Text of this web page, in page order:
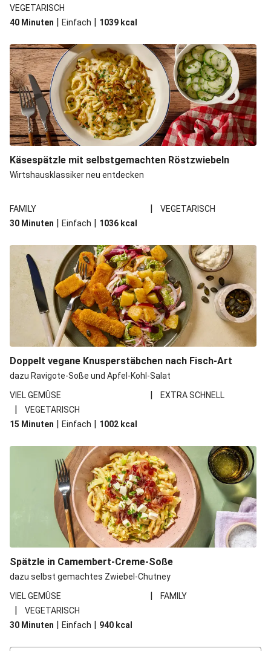
VEGETARISCH
40 Minuten | Einfach | 1039 kcal
Käsespätzle mit selbstgemachten Röstzwiebeln
Wirtshausklassiker neu entdecken
FAMILY |
VEGETARISCH
30 Minuten | Einfach | 1036 kcal
Doppelt vegane Knusperstäbchen nach Fisch-Art
dazu Ravigote-Soße und Apfel-Kohl-Salat
VIEL GEMÜSE
| EXTRA SCHNELL
|
VEGETARISCH
15 Minuten | Einfach | 1002 kcal
Spätzle in Camembert-Creme-Soße
dazu selbst gemachtes Zwiebel-Chutney
VIEL GEMÜSE
| FAMILY
|
VEGETARISCH
30 Minuten | Einfach | 940 kcal